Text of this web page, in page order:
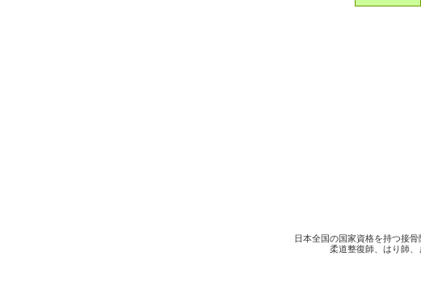
日本全国の国家資格を持つ接
柔道整復師、はり師